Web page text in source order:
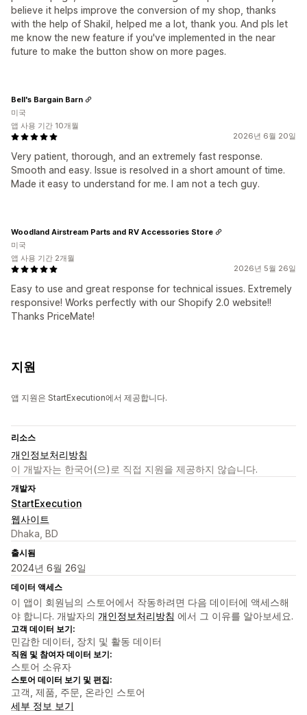
believe it helps improve the conversion of my shop, thanks
with the help of Shakil, helped me a lot, thank you. And pls let
me know the new feature if you've implemented in the near
future to make the button show on more pages.
2026년 6월 20일
Very patient, thorough, and an extremely fast response.
Smooth and easy. Issue is resolved in a short amount of time.
Made it easy to understand for me. I am not a tech guy.
Bell's Bargain Barn
미국
앱 사용 기간 10개월
2026년 5월 26일
Easy to use and great response for technical issues. Extremely
responsive! Works perfectly with our Shopify 2.0 website!!
Thanks PriceMate!
Woodland Airstream Parts and RV Accessories Store
미국
앱 사용 기간 2개월
지원
앱 지원은 StartExecution에서 제공합니다.
리소스
개인정보처리방침
이 개발자는 한국어(으)로 직접 지원을 제공하지 않습니다.
개발자
StartExecution
웹사이트
Dhaka, BD
출시됨
2024년 6월 26일
데이터 액세스
이 앱이 회원님의 스토어에서 작동하려면 다음 데이터에 액세스해
야 합니다. 개발자의 개인정보처리방침 에서 그 이유를 알아보세요.
고객 데이터 보기:
민감한 데이터, 장치 및 활동 데이터
직원 및 참여자 데이터 보기:
스토어 소유자
스토어 데이터 보기 및 편집:
고객, 제품, 주문, 온라인 스토어
세부 정보 보기